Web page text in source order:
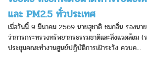
และ PM2.5 ทั่วประเทศ
เมื่อวันนี้ 9 มีนาคม 2569 นายสุชาติ ชมกลิ่น รองนา
ว่าการกระทรวงทรัพยากรธรรมชาติและสิ่งแวดล้อม
ประชุมคณะทำงานศูนย์ปฏิบัติการเฝ้าระวัง ควบค...